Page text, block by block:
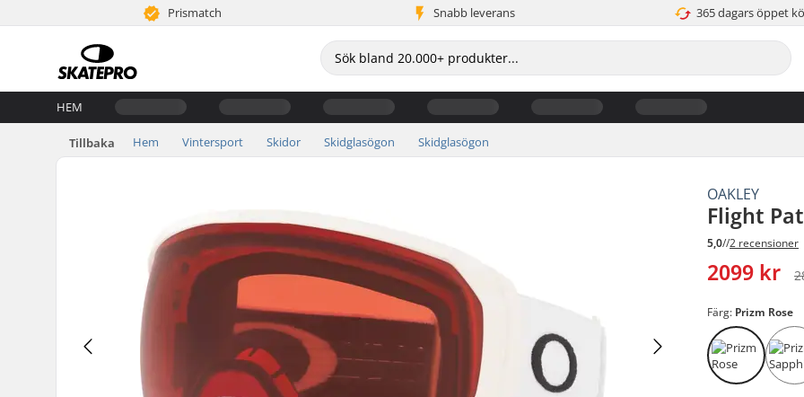
Prismatch Snabb leverans 365 dagars öppet
HEM
Tillbaka Hem Vintersport Skidor Skidglasögon Skidglasögon
OAKLEY
Flight
5,0//2 recensioner
2099 kr
Färg: Prizm Rose